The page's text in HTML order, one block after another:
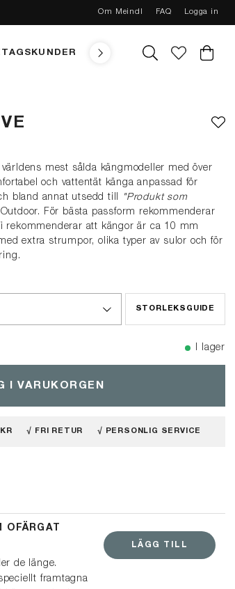
Om Meindl FAQ Logga in
TEKNIK MEINDL
mest sålda kängmodeller med över
och vattentät känga anpassad för
bland annat utsedd till
"Produkt som
För bästa passform rekommenderar
rekommenderar att kängor är ca 10 mm
extra strumpor, olika typer av sulor och för
STORLEKSGUIDE
I lager
I VARUKORGEN
√ FRI RETUR √ PERSONLIG SERVICE
OFÄRGAT
de länge.
framtagna
LÄGG TILL